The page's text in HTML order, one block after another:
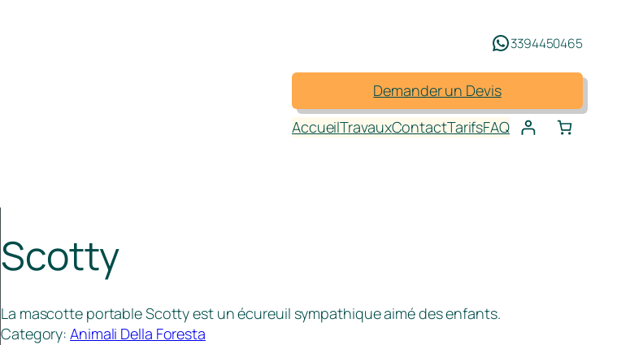
3394450465
Demander un Devis
AccueilTravauxContactTarifsFAQ
Scotty
La mascotte portable Scotty est un écureuil sympathique aimé des enfants.
Category:Animali Della Foresta